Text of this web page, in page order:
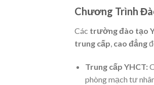
Chương Trình
Các trường đào tạo
trung cấp, cao đẳng
Trung cấp YHCT:
phòng mạch tư